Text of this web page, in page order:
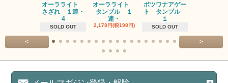
オーラライト
さざれ １連・
4
SOLD OUT
オーラライト
タンブル １
連・
2,178円(税198円)
ボツワナアゲー
ト タンブル
１
SOLD OUT
< >